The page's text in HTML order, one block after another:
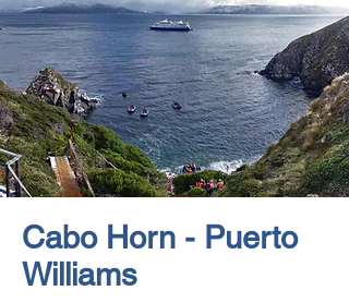
Cabo Horn - Puerto
Williams